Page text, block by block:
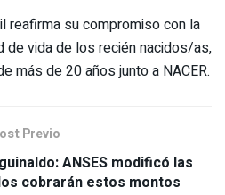
reafirma su compromiso con la
de vida de los recién nacidos/as,
más de 20 años junto a NACER.
Previo
ANSES modificó las
cobrarán estos montos